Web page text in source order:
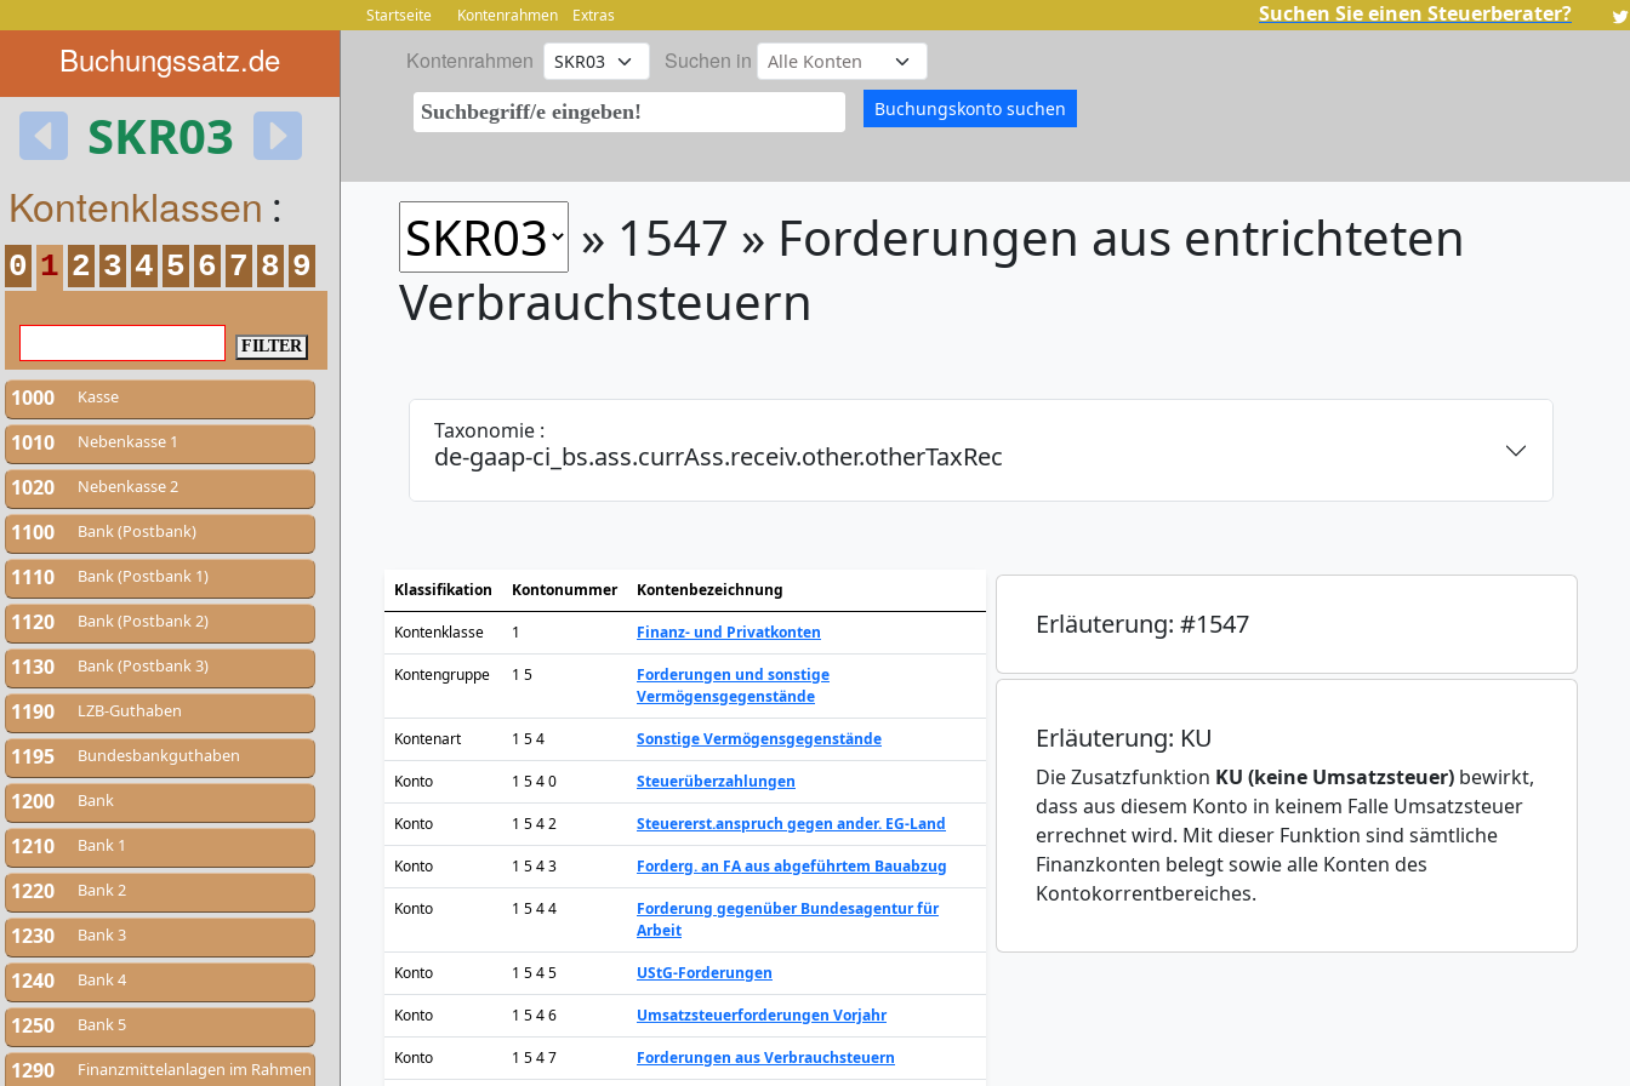
Startseite Kontenrahmen Extras Suchen Sie einen Steuerberater?
Buchungssatz.de
SKR03
Kontenrahmen Suchen in
Kontenklassen :
0 1 2 3 4 5 6 7 8 9
1000 Kasse
1010 Nebenkasse 1
1020 Nebenkasse 2
1100 Bank (Postbank)
1110 Bank (Postbank 1)
1120 Bank (Postbank 2)
1130 Bank (Postbank 3)
1190 LZB-Guthaben
1195 Bundesbankguthaben
1200 Bank
1210 Bank 1
1220 Bank 2
1230 Bank 3
1240 Bank 4
1250 Bank 5
1290
Finanzmittelanlagen im Rahmen
» 1547 » Forderungen aus entrichteten
Verbrauchsteuern
Taxonomie :
de-gaap-ci_bs.ass.currAss.receiv.other.otherTaxRec
Klassifikation Kontonummer Kontenbezeichnung
Kontenklasse 1 Finanz- und Privatkonten
Kontengruppe 1 5
Forderungen und sonstige
Vermögensgegenstände
Kontenart 1 5 4 Sonstige Vermögensgegenstände
Konto 1 5 4 0 Steuerüberzahlungen
Konto 1 5 4 2 Steuererst.anspruch gegen ander. EG-Land
Konto 1 5 4 3 Forderg. an FA aus abgeführtem Bauabzug
Konto 1 5 4 4
Forderung gegenüber Bundesagentur für
Arbeit
Konto 1 5 4 5 UStG-Forderungen
Konto 1 5 4 6 Umsatzsteuerforderungen Vorjahr
Konto 1 5 4 7 Forderungen aus Verbrauchsteuern
Erläuterung: #1547
Erläuterung: KU
Die Zusatzfunktion KU (keine Umsatzsteuer) bewirkt,
dass aus diesem Konto in keinem Falle Umsatzsteuer
errechnet wird. Mit dieser Funktion sind sämtliche
Finanzkonten belegt sowie alle Konten des
Kontokorrentbereiches.